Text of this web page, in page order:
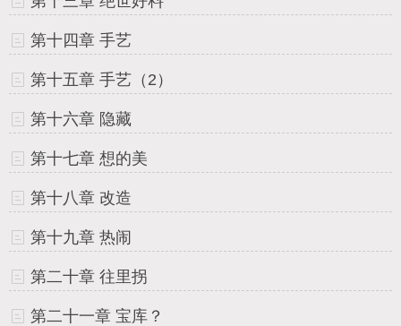
第十四章 手艺
第十五章 手艺（2）
第十六章 隐藏
第十七章 想的美
第十八章 改造
第十九章 热闹
第二十章 往里拐
第二十一章 宝库？